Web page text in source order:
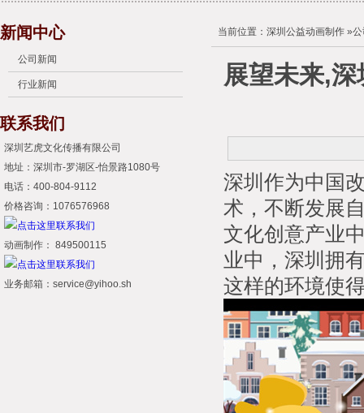
新闻中心
公司新闻
行业新闻
联系我们
深圳艺虎文化传播有限公司
地址：深圳市-罗湖区-怡景路1080号
电话：400-804-9112
价格咨询：1076576968
动画制作： 849500115
业务邮箱：service@yihoo.sh
当前位置： 深圳公益动画制作 »
展望未来,
深圳作为中国
术，不断发展
文化创意产业
业中，深圳拥
这样的环境使